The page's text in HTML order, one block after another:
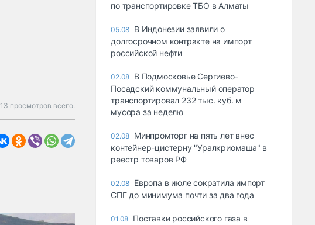
13 просмотров всего.
по транспортировке ТБО в Алматы
05.08 В Индонезии заявили о
долгосрочном контракте на импорт
российской нефти
02.08 В Подмосковье Сергиево-
Посадский коммунальный оператор
транспортировал 232 тыс. куб. м
мусора за неделю
02.08 Минпромторг на пять лет внес
контейнер-цистерну "Уралкриомаша" в
реестр товаров РФ
02.08 Европа в июле сократила импорт
СПГ до минимума почти за два года
01.08 Поставки российского газа в